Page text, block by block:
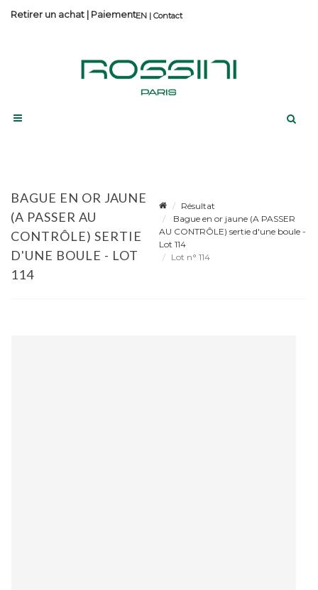
Contact
Retirer un achat | Paiement
BAGUE EN OR JAUNE
(A PASSER AU
CONTRÔLE) SERTIE
D'UNE BOULE - LOT
114
Résultat
Bague en or jaune (A PASSER
AU CONTRÔLE) sertie d'une boule -
Lot 114
Lot n° 114